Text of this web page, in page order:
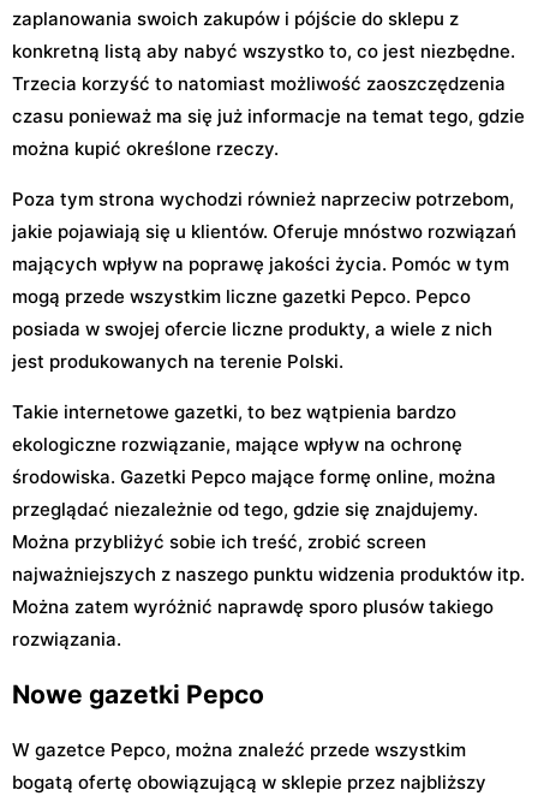
zaplanowania swoich zakupów i pójście do sklepu z
konkretną listą aby nabyć wszystko to, co jest niezbędne.
Trzecia korzyść to natomiast możliwość zaoszczędzenia
czasu ponieważ ma się już informacje na temat tego, gdzie
można kupić określone rzeczy.
Poza tym strona wychodzi również naprzeciw potrzebom,
jakie pojawiają się u klientów. Oferuje mnóstwo rozwiązań
mających wpływ na poprawę jakości życia. Pomóc w tym
mogą przede wszystkim liczne gazetki Pepco. Pepco
posiada w swojej ofercie liczne produkty, a wiele z nich
jest produkowanych na terenie Polski.
Takie internetowe gazetki, to bez wątpienia bardzo
ekologiczne rozwiązanie, mające wpływ na ochronę
środowiska. Gazetki Pepco mające formę online, można
przeglądać niezależnie od tego, gdzie się znajdujemy.
Można przybliżyć sobie ich treść, zrobić screen
najważniejszych z naszego punktu widzenia produktów itp.
Można zatem wyróżnić naprawdę sporo plusów takiego
rozwiązania.
Nowe gazetki Pepco
W gazetce Pepco, można znaleźć przede wszystkim
bogatą ofertę obowiązującą w sklepie przez najbliższy